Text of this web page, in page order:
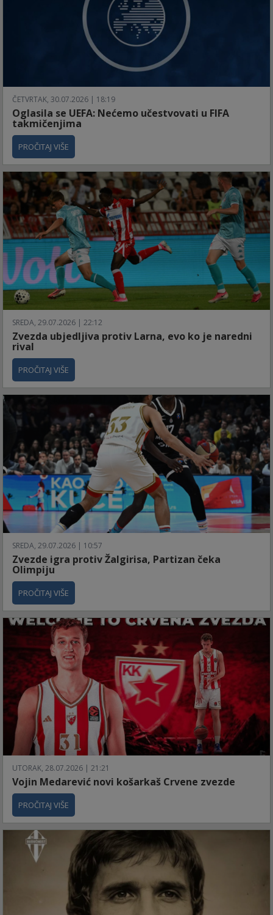
ČETVRTAK, 30.07.2026 | 18:19
Oglasila se UEFA: Nećemo učestvovati u FIFA
takmičenjima
PROČITAJ VIŠE
SREDA, 29.07.2026 | 22:12
Zvezda ubjedljiva protiv Larna, evo ko je naredni
rival
PROČITAJ VIŠE
SREDA, 29.07.2026 | 10:57
Zvezde igra protiv Žalgirisa, Partizan čeka
Olimpiju
PROČITAJ VIŠE
UTORAK, 28.07.2026 | 21:21
Vojin Medarević novi košarkaš Crvene zvezde
PROČITAJ VIŠE